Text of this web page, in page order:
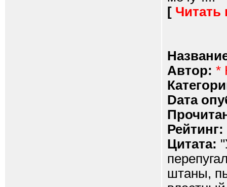
[ Читать
Автор: *
Dата
Рейтинг:
Цитата:
штаны,